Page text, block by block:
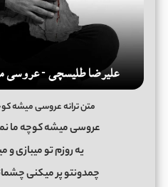
متن ترانه عروسی میشه
عروسی میشه کوچه ما
یه روزم تو میبازی و
چمدونتو پر میکنی